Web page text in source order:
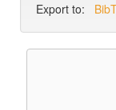
Export to: